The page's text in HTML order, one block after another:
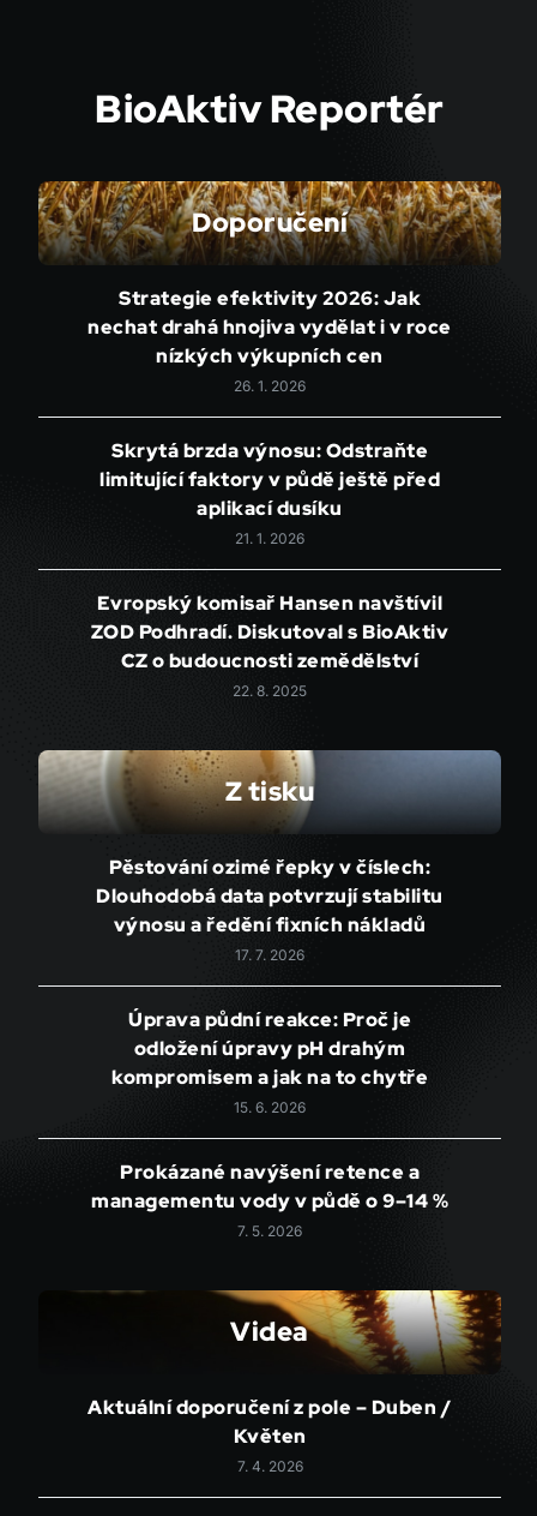
BioAktiv Reportér
Doporučení
Strategie efektivity 2026: Jak
nechat drahá hnojiva vydělat i v roce
nízkých výkupních cen
26. 1. 2026
Skrytá brzda výnosu: Odstraňte
limitující faktory v půdě ještě před
aplikací dusíku
21. 1. 2026
Evropský komisař Hansen navštívil
ZOD Podhradí. Diskutoval s BioAktiv
CZ o budoucnosti zemědělství
22. 8. 2025
Z tisku
Pěstování ozimé řepky v číslech:
Dlouhodobá data potvrzují stabilitu
výnosu a ředění fixních nákladů
17. 7. 2026
Úprava půdní reakce: Proč je
odložení úpravy pH drahým
kompromisem a jak na to chytře
15. 6. 2026
Prokázané navýšení retence a
managementu vody v půdě o 9–14 %
7. 5. 2026
Videa
Aktuální doporučení z pole – Duben /
Květen
7. 4. 2026